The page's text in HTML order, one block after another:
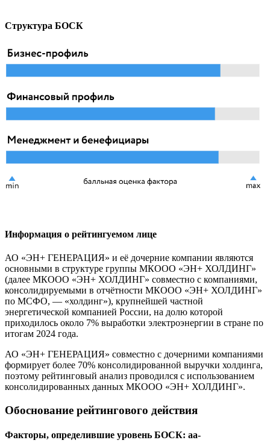
Структура БОСК
Информация о рейтингуемом лице
АО «ЭН+ ГЕНЕРАЦИЯ» и её дочерние компании являются
основными в структуре группы МКООО «ЭН+ ХОЛДИНГ»
(далее МКООО «ЭН+ ХОЛДИНГ» совместно с компаниями,
консолидируемыми в отчётности МКООО «ЭН+ ХОЛДИНГ»
по МСФО, — «холдинг»), крупнейшей частной
энергетической компанией России, на долю которой
приходилось около 7% выработки электроэнергии в стране по
итогам 2024 года.
АО «ЭН+ ГЕНЕРАЦИЯ» совместно с дочерними компаниями
формирует более 70% консолидированной выручки холдинга,
поэтому рейтинговый анализ проводился с использованием
консолидированных данных МКООО «ЭН+ ХОЛДИНГ».
Обоснование рейтингового действия
Факторы, определившие уровень БОСК: aa-